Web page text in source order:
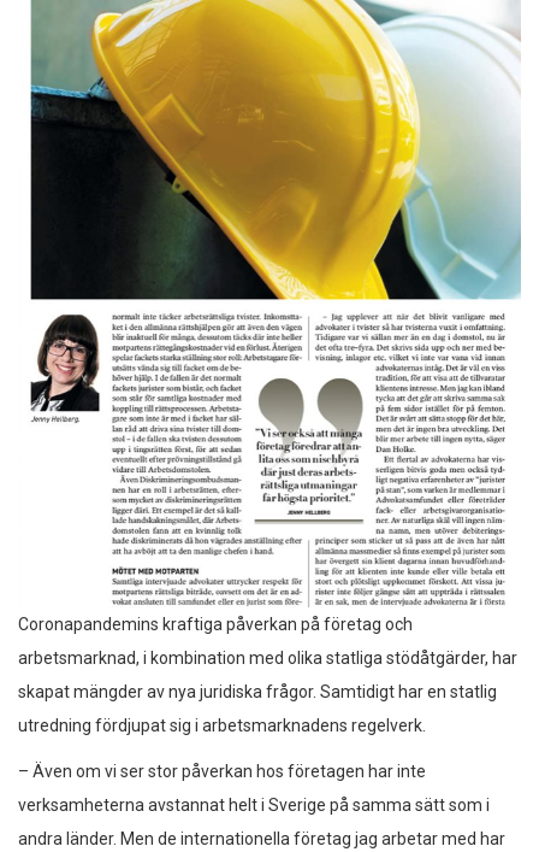
Coronapandemins kraftiga påverkan på företag och
arbetsmarknad, i kombination med olika statliga stödåtgärder, har
skapat mängder av nya juridiska frågor. Samtidigt har en statlig
utredning fördjupat sig i arbetsmarknadens regelverk.
– Även om vi ser stor påverkan hos företagen har inte
verksamheterna avstannat helt i Sverige på samma sätt som i
andra länder. Men de internationella företag jag arbetar med har